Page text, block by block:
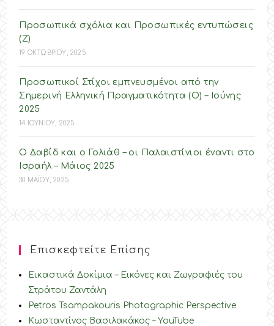
Προσωπικά σχόλια και Προσωπικές εντυπώσεις
(Ζ)
19 ΟΚΤΩΒΡΙΟΥ, 2025
Προσωπικοί Στίχοι εμπνευσμένοι από την
Σημερινή Ελληνική Πραγματικότητα (O) – Ιούνης
2025
14 ΙΟΥΝΙΟΥ, 2025
Ο Δαβίδ και ο Γολιάθ – οι Παλαιστίνιοι έναντι στο
Ισραήλ – Mάιος 2025
30 ΜΑΪΟΥ, 2025
Επισκεφτείτε Επίσης
Εικαστικά Δοκίμια – Εικόνες και Ζωγραφιές του
Στράτου Ζαντάλη
Petros Tsampakouris Photographic Perspective
Κωσταντίνος Βασιλακάκος – YouTube